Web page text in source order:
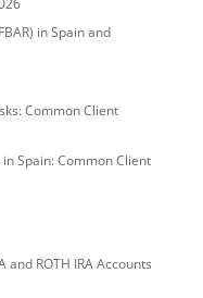
in Spain and
Common Client
Spain: Common Client
and ROTH IRA Accounts